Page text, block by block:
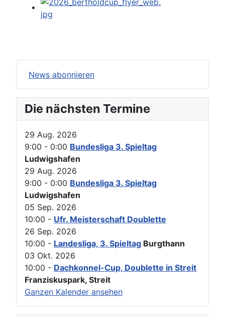
News abonnieren
Die nächsten Termine
29 Aug. 2026
9:00 - 0:00 Bundesliga 3. Spieltag
Ludwigshafen
29 Aug. 2026
9:00 - 0:00 Bundesliga 3. Spieltag
Ludwigshafen
05 Sep. 2026
10:00 - Ufr. Meisterschaft Doublette
26 Sep. 2026
10:00 - Landesliga, 3. Spieltag Burgthann
03 Okt. 2026
10:00 - Dachkonnel-Cup, Doublette in Streit
Franziskuspark, Streit
Ganzen Kalender ansehen